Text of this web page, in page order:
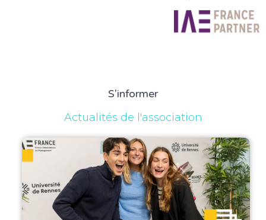
S'informer
Actualités de l'association